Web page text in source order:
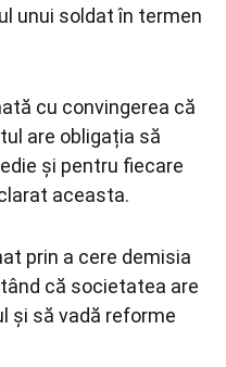
unui soldat în termen
cu convingerea că
are obligația să
și pentru fiecare
aceasta.
prin a cere demisia
că societatea are
și să vadă reforme